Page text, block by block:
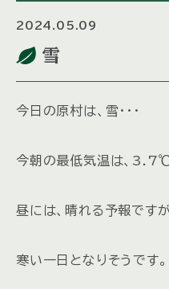
2024.05.09
雪
今日の原村は、雪・・・
今朝の最低気温は、3.7℃
昼には、晴れる予報です
寒い一日となりそうです。